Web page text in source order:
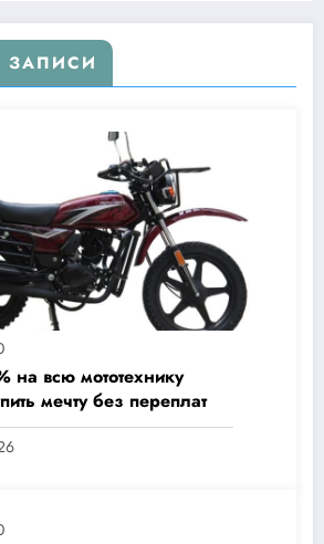
ЗАПИСИ
на всю мототехнику
мечту без переплат